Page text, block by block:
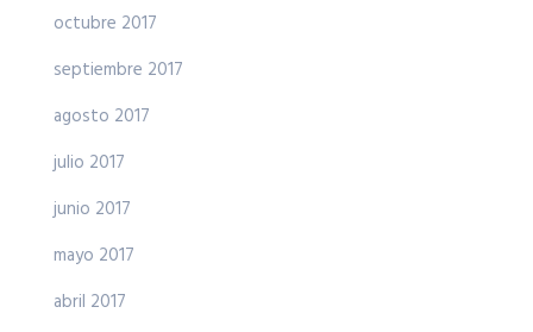
octubre 2017
septiembre 2017
agosto 2017
julio 2017
junio 2017
mayo 2017
abril 2017